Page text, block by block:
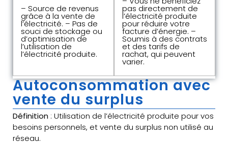
– Source de revenus
grâce à la vente de
l’électricité. – Pas de
souci de stockage ou
d’optimisation de
l’utilisation de
l’électricité produite.
pas directement de
l’électricité produite
pour réduire votre
facture d’énergie. –
Soumis à des contrats
et des tarifs de
rachat, qui peuvent
varier.
Autoconsommation avec
vente du surplus
Définition : Utilisation de l’électricité produite pour vos
besoins personnels, et vente du surplus non utilisé au
réseau.